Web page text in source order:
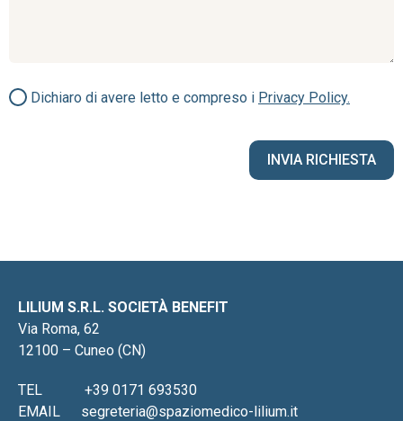
Dichiaro di avere letto e compreso i Privacy Policy.
LILIUM S.R.L. SOCIETÀ BENEFIT
Via Roma, 62
12100 – Cuneo (CN)
TEL
+39 0171 693530
EMAIL
segreteria@spaziomedico-lilium.it